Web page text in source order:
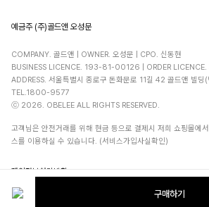
구매하기
예금주 (주)골드앤 오성문
COMPANY. 골드앤 | OWNER. 오성문 | CPO. 신동현
BUSINESS LICENCE. 193-81-00126 | ORDER
ADDRESS. 서울특별시 종로구 돈화문로 11길 42 골드앤 빌
TEL.1800-9577
ⓒ 2026. OBELEE ALL RIGHTS RESERVED.
고객님은 안전거래를 위해 현금 등으로 결제시 저희 쇼핑몰에
스를 이용하실 수 있습니다. (서비스가입사실확인)
개인정보처리방침